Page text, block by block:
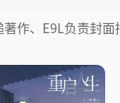
著作、E9L负责封